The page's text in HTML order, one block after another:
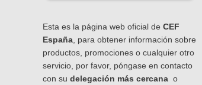
Esta es la página web oficial de CEF
España , para obtener información sobre
productos, promociones o cualquier otro
servicio, por favor, póngase en contacto
con su delegación más cercana o